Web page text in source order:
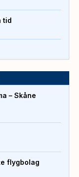
tid
– Skåne
flygbolag